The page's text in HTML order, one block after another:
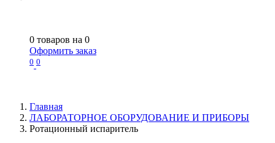
0 товаров на 0
Оформить заказ
0 0
Главная
ЛАБОРАТОРНОЕ ОБОРУДОВАНИЕ И ПРИБОРЫ
Ротационный испаритель